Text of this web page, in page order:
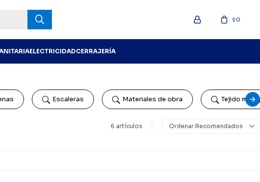
ELECTRICIDADCERRAJERÍA
$0
Escaleras Materiales de obra Tejido
6 artículos Recomendados